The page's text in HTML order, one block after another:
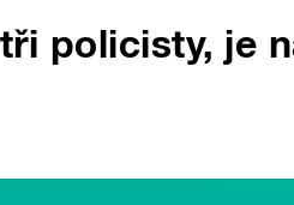
policisty, je